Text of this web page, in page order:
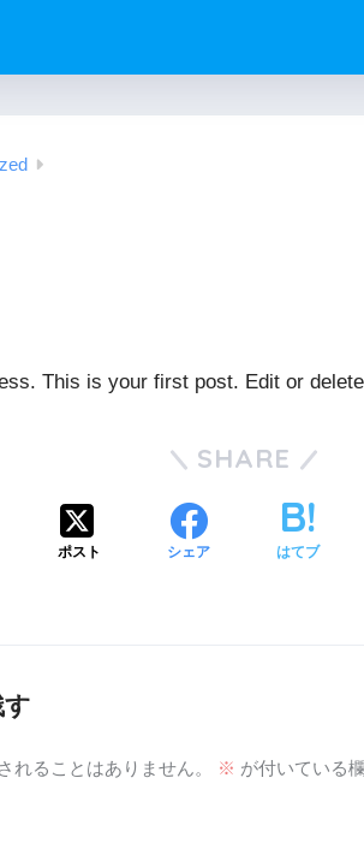
This is your first post. Edit or
SHARE
ポスト シェア はてブ
れることはありません。 ※ が付いている